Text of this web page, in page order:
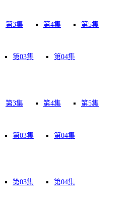
第3集 第4集 第5集
第03集
第04集
第3集 第4集 第5集
第03集
第04集
第03集
第04集